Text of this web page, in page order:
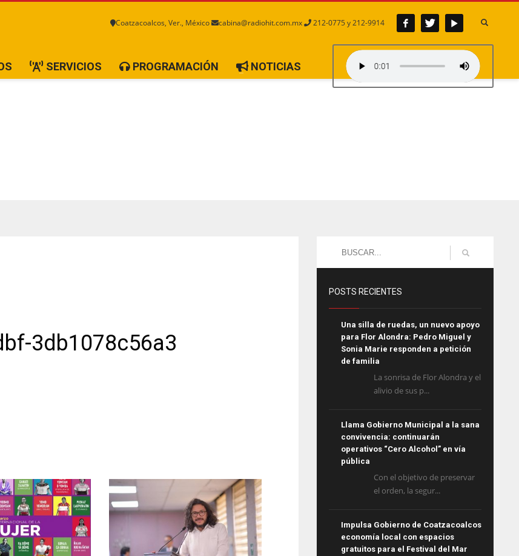
Coatzacoalcos, Ver., México cabina@radiohit.com.mx 212-0775 y 212-9914
SERVICIOS PROGRAMACIÓN NOTICIAS
3db1078c56a3
POSTS RECIENTES
Una silla de ruedas, un nuevo apoyo
para Flor Alondra: Pedro Miguel y
Sonia Marie responden a petición
de familia
La sonrisa de Flor Alondra y el
alivio de sus p...
Llama Gobierno Municipal a la sana
convivencia: continuarán
operativos “Cero Alcohol” en vía
pública
Con el objetivo de preservar
el orden, la segur...
Impulsa Gobierno de Coatzacoalcos
economía local con espacios
gratuitos para el Festival del Mar